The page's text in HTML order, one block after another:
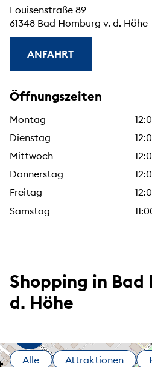
Louisenstraße 89
61348 Bad Homburg v. d. Höhe
ANFAHRT
Öffnungszeiten
Montag
Dienstag
Mittwoch
Donnerstag
Freitag
Samstag
Shopping in Bad
d. Höhe
Alle Attraktionen